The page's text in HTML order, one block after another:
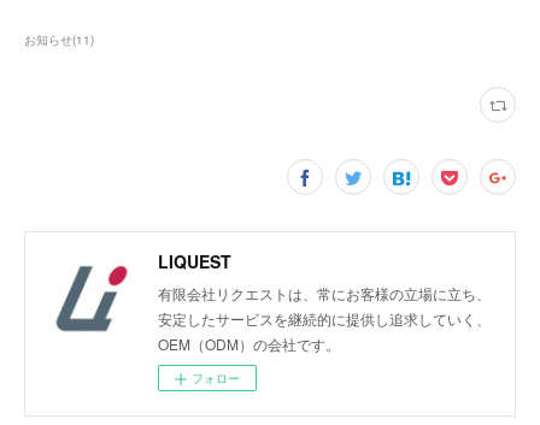
お知らせ(11)
LIQUEST
有限会社リクエストは、常にお客様の立場に立ち、
安定したサービスを継続的に提供し追求していく、
OEM（ODM）の会社です。
フォロー